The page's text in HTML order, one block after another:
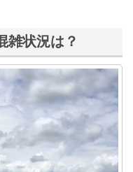
雑状況は？